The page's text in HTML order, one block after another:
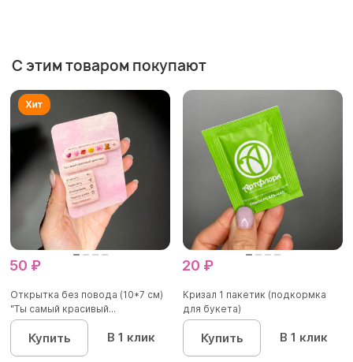
С этим товаром покупают
50 ₽
Открытка без повода (10*7 см)
"Ты самый красивый...
Купить В 1 клик
20 ₽
Кризал 1 пакетик (подкормка
для букета)
Купить В 1 клик